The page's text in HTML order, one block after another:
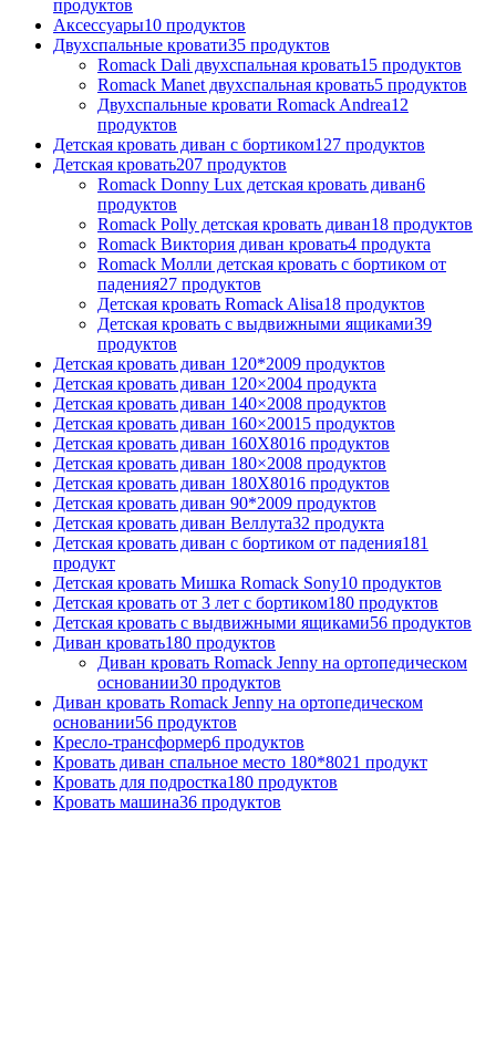
продуктов
Аксессуары10 продуктов
Двухспальные кровати35 продуктов
Romack Dali двухспальная кровать15 продуктов
Romack Manet двухспальная кровать5 продуктов
Двухспальные кровати Romack Andrea12
продуктов
Детcкая кровать диван с бортиком127 продуктов
Детская кровать207 продуктов
Romack Donny Lux детская кровать диван6
продуктов
Romack Polly детская кровать диван18 продуктов
Romack Виктория диван кровать4 продукта
Romack Молли детская кровать с бортиком от
падения27 продуктов
Детская кровать Romack Alisa18 продуктов
Детская кровать с выдвижными ящиками39
продуктов
Детская кровать диван 120*2009 продуктов
Детская кровать диван 120×2004 продукта
Детская кровать диван 140×2008 продуктов
Детская кровать диван 160×20015 продуктов
Детская кровать диван 160Х8016 продуктов
Детская кровать диван 180×2008 продуктов
Детская кровать диван 180Х8016 продуктов
Детская кровать диван 90*2009 продуктов
Детская кровать диван Веллута32 продукта
Детская кровать диван с бортиком от падения181
продукт
Детская кровать Мишка Romack Sony10 продуктов
Детская кровать от 3 лет с бортиком180 продуктов
Детская кровать с выдвижными ящиками56 продуктов
Диван кровать180 продуктов
Диван кровать Romack Jenny на ортопедическом
основании30 продуктов
Диван кровать Romack Jenny на ортопедическом
основании56 продуктов
Кресло-трансформер6 продуктов
Кровать диван спальное место 180*8021 продукт
Кровать для подростка180 продуктов
Кровать машина36 продуктов